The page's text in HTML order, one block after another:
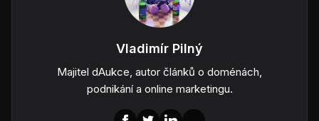
Vladimír Pilný
Majitel dAukce, autor článků o doménách,
podnikání a online marketingu.